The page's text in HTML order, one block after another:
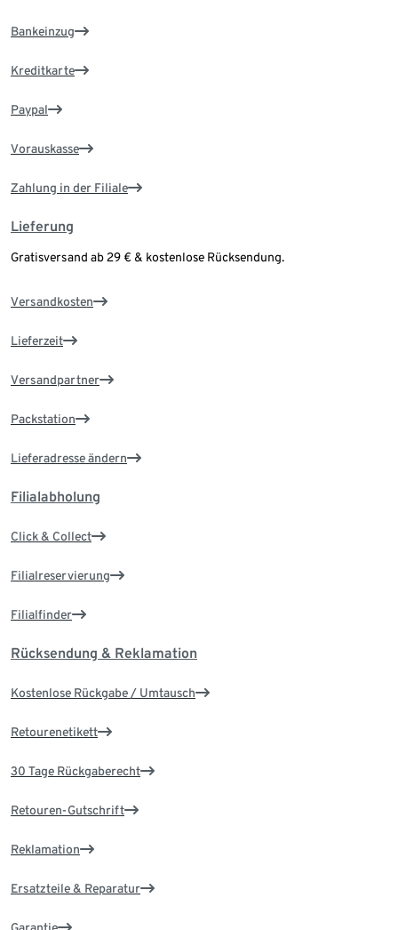
Bankeinzug
Kreditkarte
Paypal
Vorauskasse
Zahlung in der Filiale
Lieferung
Gratisversand ab 29 € & kostenlose Rücksendung.
Versandkosten
Lieferzeit
Versandpartner
Packstation
Lieferadresse ändern
Filialabholung
Click & Collect
Filialreservierung
Filialfinder
Rücksendung & Reklamation
Kostenlose Rückgabe / Umtausch
Retourenetikett
30 Tage Rückgaberecht
Retouren-Gutschrift
Reklamation
Ersatzteile & Reparatur